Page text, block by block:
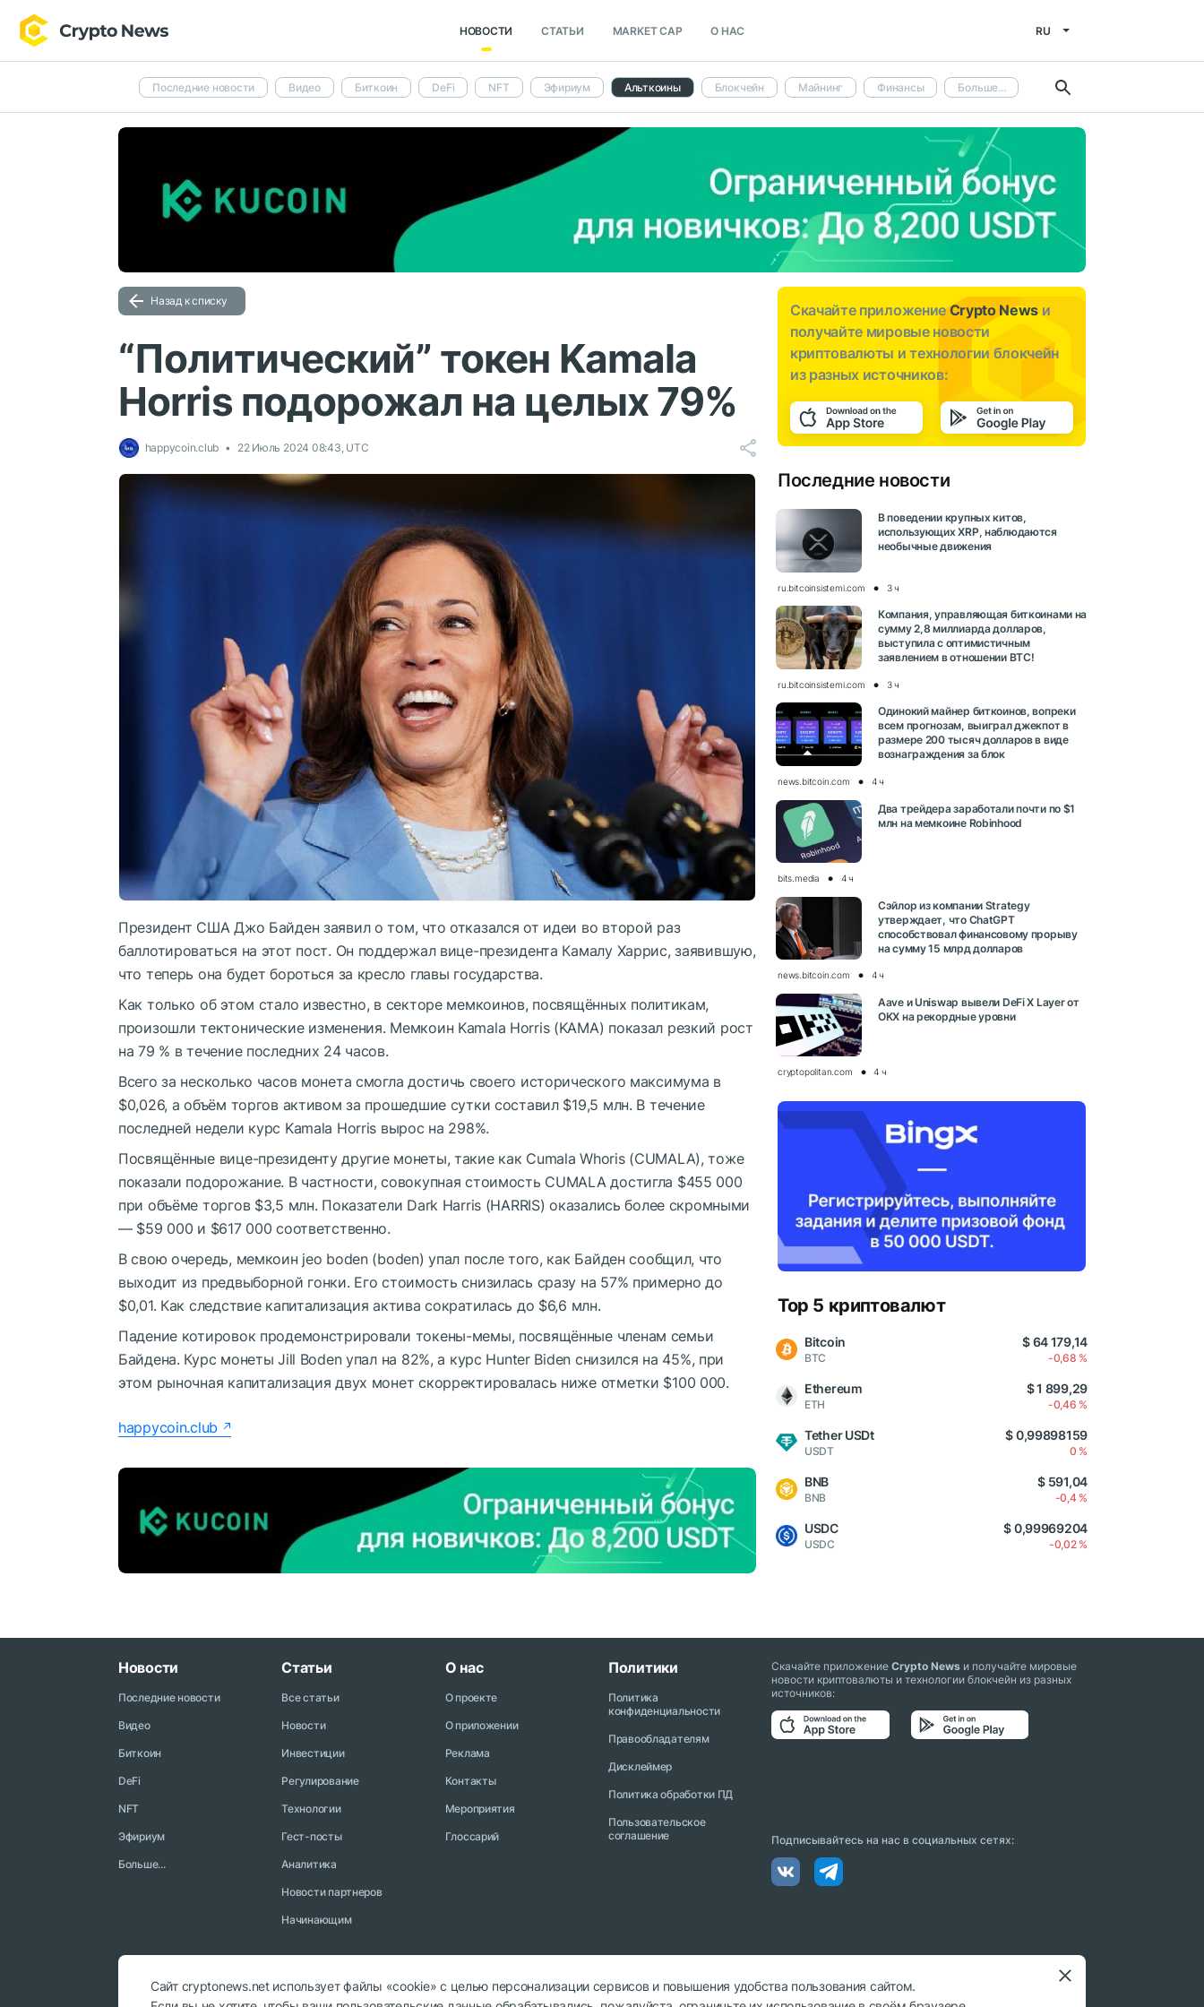
НОВОСТИ СТАТЬИ MARKET CAP О НАС RU
Последние новости Видео Биткоин DeFi NFT Эфириум Альткоины Блокчейн Майнинг Финансы Больше...
Назад к списку
“Политический” токен Kamala
Horris подорожал на целых 79%
happycoin.club 22 Июль 2024 08:43, UTC
Президент США Джо Байден заявил о том, что отказался от идеи во второй раз
баллотироваться на этот пост. Он поддержал вице-президента Камалу Харрис, заявившую,
что теперь она будет бороться за кресло главы государства.
Как только об этом стало известно, в секторе мемкоинов, посвящённых политикам,
произошли тектонические изменения. Мемкоин Kamala Horris (KAMA) показал резкий рост
на 79 % в течение последних 24 часов.
Всего за несколько часов монета смогла достичь своего исторического максимума в
$0,026, а объём торгов активом за прошедшие сутки составил $19,5 млн. В течение
последней недели курс Kamala Horris вырос на 298%.
Посвящённые вице-президенту другие монеты, такие как Cumala Whoris (CUMALA), тоже
показали подорожание. В частности, совокупная стоимость CUMALA достигла $455 000
при объёме торгов $3,5 млн. Показатели Dark Harris (HARRIS) оказались более скромными
— $59 000 и $617 000 соответственно.
В свою очередь, мемкоин jeo boden (boden) упал после того, как Байден сообщил, что
выходит из предвыборной гонки. Его стоимость снизилась сразу на 57% примерно до
$0,01. Как следствие капитализация актива сократилась до $6,6 млн.
Падение котировок продемонстрировали токены-мемы, посвящённые членам семьи
Байдена. Курс монеты Jill Boden упал на 82%, а курс Hunter Biden снизился на 45%, при
этом рыночная капитализация двух монет скорректировалась ниже отметки $100 000.
happycoin.club
Скачайте приложениеCrypto News и
получайте мировые новости
криптовалюты и технологии блокчейн
из разных источников:
Последние новости
В поведении крупных китов,
использующих XRP, наблюдаются
необычные движения
ru.bitcoinsistemi.com 3 ч
Компания, управляющая биткоинами на
сумму 2,8 миллиарда долларов,
выступила с оптимистичным
заявлением в отношении BTC!
ru.bitcoinsistemi.com 3 ч
Одинокий майнер биткоинов, вопреки
всем прогнозам, выиграл джекпот в
размере 200 тысяч долларов в виде
вознаграждения за блок
news.bitcoin.com 4 ч
Два трейдера заработали почти по $1
млн на мемкоине Robinhood
bits.media 4 ч
Сэйлор из компании Strategy
утверждает, что ChatGPT
способствовал финансовому прорыву
на сумму 15 млрд долларов
news.bitcoin.com 4 ч
Aave и Uniswap вывели DeFi X Layer от
OKX на рекордные уровни
cryptopolitan.com 4 ч
Top 5 криптовалют
Bitcoin
BTC
$ 64 179,14
-0,68 %
Ethereum
ETH
$ 1 899,29
-0,46 %
Tether USDt
USDT
$ 0,99898159
0 %
BNB
BNB
$ 591,04
-0,4 %
USDC
USDC
$ 0,99969204
-0,02 %
Новости
Последние новости
Видео
Биткоин
DeFi
NFT
Эфириум
Больше...
Статьи
Все статьи
Новости
Инвестиции
Регулирование
Технологии
Гест-посты
Аналитика
Новости партнеров
Начинающим
О нас
О проекте
О приложении
Реклама
Контакты
Мероприятия
Глоссарий
Политики
Политика
конфиденциальности
Правообладателям
Дисклеймер
Политика обработки ПД
Пользовательское
соглашение
Скачайте приложениеCrypto News и получайте мировые
новости криптовалюты и технологии блокчейн из разных
источников:
Подписывайтесь на нас в социальных сетях:
Сайт cryptonews.net использует файлы «cookie» с целью персонализации сервисов и повышения удобства пользования сайтом.